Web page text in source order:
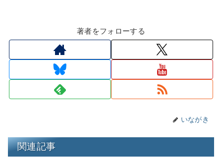
著者をフォローする
いながき
関連記事